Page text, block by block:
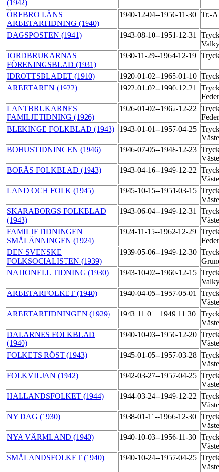
(1942)
ÖREBRO LÄNS
ARBETARTIDNING (1940)
1940-12-04--1956-11-30 Tr.-
DAGSPOSTEN (1941) 1943-08-10--1951-12-31
JORDBRUKARNAS
FÖRENINGSBLAD (1931)
1930-11-29--1964-12-19
IDROTTSBLADET (1910) 1920-01-02--1965-01-10
ARBETAREN (1922)
1922-01-02--1990-12-21
LANTBRUKARNES
FAMILJETIDNING (1926)
1926-01-02--1962-12-22
BLEKINGE FOLKBLAD (1943)
1943-01-01--1957-04-25
BOHUSTIDNINGEN (1946)
1946-07-05--1948-12-23
BORÅS FOLKBLAD (1943)
1943-04-16--1949-12-22
LAND OCH FOLK (1945)
1945-10-15--1951-03-15
SKARABORGS FOLKBLAD
(1943)
1943-06-04--1949-12-31
FAMILJETIDNINGEN
SMÅLÄNNINGEN (1924)
1924-11-15--1962-12-29
DEN SVENSKE
FOLKSOCIALISTEN (1939)
1939-05-06--1949-12-30
NATIONELL TIDNING (1930)
1943-10-02--1960-12-15
ARBETARFOLKET (1940)
1940-04-05--1957-05-01
ARBETARTIDNINGEN (1929)
1943-11-01--1949-11-30
DALARNES FOLKBLAD
(1940)
1940-10-03--1956-12-20
FOLKETS RÖST (1943)
1945-01-05--1957-03-28
FOLKVILJAN (1942)
1942-03-27--1957-04-25
HALLANDSFOLKET (1944)
1944-03-24--1949-12-22
NY DAG (1930)
1938-01-11--1966-12-30
NYA VÄRMLAND (1940)
1940-10-03--1956-11-30
SMÅLANDSFOLKET (1940)
1940-10-24--1957-04-25